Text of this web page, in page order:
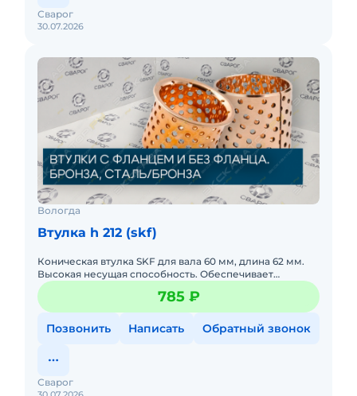
30.07.2026
Сварог
Вологда
Втулка h 212 (skf)
Коническая втулка SKF для вала 60 мм, длина 62 мм.
Высокая несущая способность. Обеспечивает
надежное крепление подшипников с коническим
отверстием 1:12. Шведск 785 ₽
Позвонить Написать Обратный звонок
Сварог